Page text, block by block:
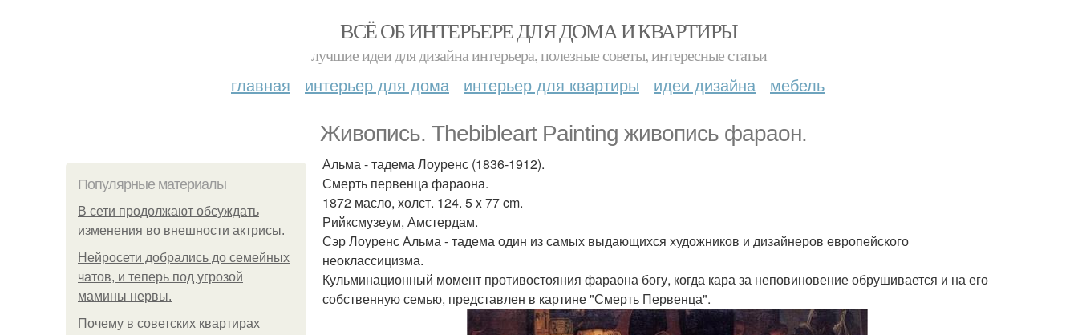
ВСЁ ОБ ИНТЕРЬЕРЕ ДЛЯ ДОМА И КВАРТИРЫ
лучшие идеи для дизайна интерьера, полезные советы, интересные статьи
главная интерьер для дома интерьер для квартиры идеи дизайна мебель
Живопись. Thebibleart Painting живопись фараон.
Популярные материалы
В сети продолжают обсуждать
изменения во внешности актрисы.
Нейросети добрались до семейных
чатов, и теперь под угрозой
мамины нервы.
Почему в советских квартирах
Альма - тадема Лоуренс (1836-1912).
Смерть первенца фараона.
1872 масло, холст. 124. 5 x 77 cm.
Рийксмузеум, Амстердам.
Сэр Лоуренс Альма - тадема один из самых выдающихся художников и дизайнеров европейского
неоклассицизма.
Кульминационный момент противостояния фараона богу, когда кара за неповиновение обрушивается и на его
собственную семью, представлен в картине "Смерть Первенца".